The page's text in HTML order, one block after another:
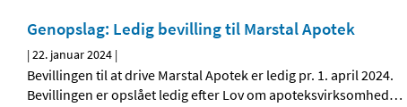
Genopslag: Ledig bevilling til Marstal Apotek
|22. januar 2024 |
Bevillingen til at drive Marstal Apotek er ledig pr. 1. april 2024.
Bevillingen er opslået ledig efter Lov om apoteksvirksomhed…